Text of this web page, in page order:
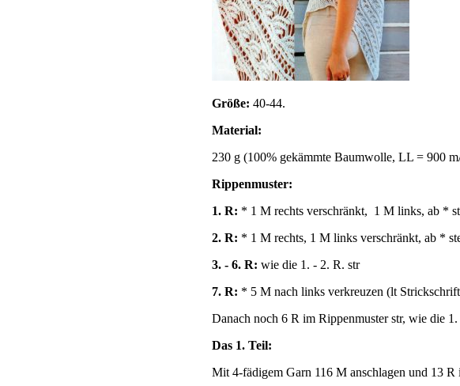
Größe: 40-44.
Material:
230 g (100% gekämmte Baumwolle, LL = 900
Rippenmuster:
1. R: * 1 M rechts verschränkt, 1 M links, ab *
2. R: * 1 M rechts, 1 M links verschränkt, ab *
3. - 6. R: wie die 1. - 2. R. str
7. R: * 5 M nach links verkreuzen (lt
Danach noch 6 R im Rippenmuster str, wie die
Das 1. Teil:
Mit 4-fädigem Garn 116 M anschlagen und 13 R